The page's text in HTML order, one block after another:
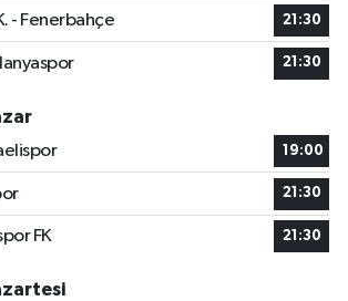
- Fenerbahçe 21:30
21:30
19:00
21:30
FK 21:30